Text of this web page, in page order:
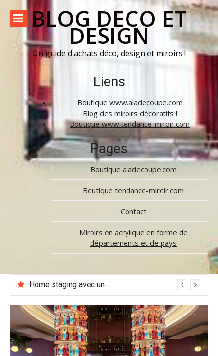
contenu BLOG DECO ET
DESIGN
Un guide d'achats déco, design et miroirs !
Liens
Boutique www.aladecoupe.com
Blog des miroirs décoratifs !
Boutique www.tendance-miroir.com
Pages
Boutique aladecoupe.com
Boutique tendance-miroir.com
Contact
Miroirs en acrylique en forme de
départements et de pays
Déco signe du Lion : réveillez le Roi qui sommeille dans votre intérieur 🦁